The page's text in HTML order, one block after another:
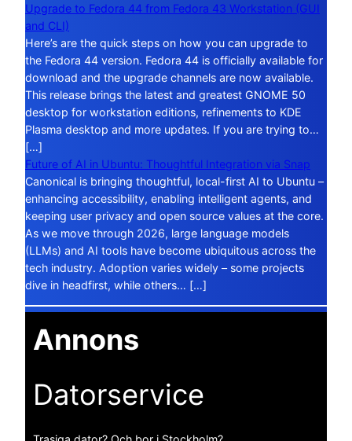
Upgrade to Fedora 44 from Fedora 43 Workstation (GUI
and CLI)
Here’s are the quick steps on how you can upgrade to
the Fedora 44 version. Fedora 44 is officially available for
download and the upgrade channels are now available.
This release brings the latest and greatest GNOME 50
desktop for workstation editions, refinements to KDE
Plasma desktop and more updates. If you are trying to…
[…]
Future of AI in Ubuntu: Thoughtful Integration via Snap
Canonical is bringing thoughtful, local-first AI to Ubuntu –
enhancing accessibility, enabling intelligent agents, and
keeping user privacy and open source values at the core.
As we move through 2026, large language models
(LLMs) and AI tools have become ubiquitous across the
tech industry. Adoption varies widely – some projects
dive in headfirst, while others… […]
Annons
Datorservice